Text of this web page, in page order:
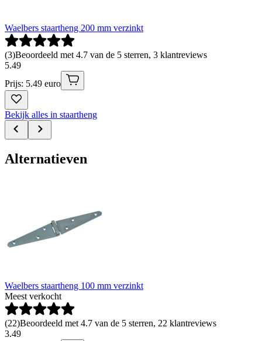
Waelbers staartheng 200 mm verzinkt
(3)Beoordeeld met 4.7 van de 5 sterren, 3 klantreviews
5.49
Prijs: 5.49 euro
Bekijk alles in staartheng
Alternatieven
Waelbers staartheng 100 mm verzinkt
Meest verkocht
(22)Beoordeeld met 4.7 van de 5 sterren, 22 klantreviews
3.49